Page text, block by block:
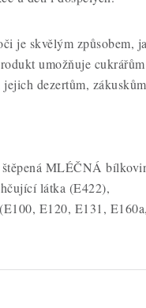
je skvělým způsobem,
umožňuje
dezertům,
MLÉČNÁ
látka (E422),
E120, E131,